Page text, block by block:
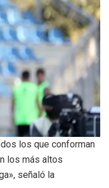
los que conforman
los más altos
señaló la